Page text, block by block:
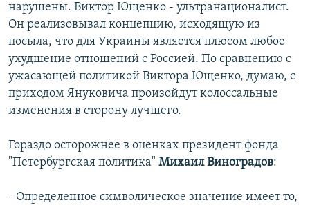
нарушены. Виктор Ющенко - ультранационалист.
Он реализовывал концепцию, исходящую из
посыла, что для Украины является плюсом любое
ухудшение отношений с Россией. По сравнению с
ужасающей политикой Виктора Ющенко, думаю, с
приходом Януковича произойдут колоссальные
изменения в сторону лучшего.
Гораздо осторожнее в оценках президент фонда
"Петербургская политика" Михаил Виноградов:
- Определенное символическое значение имеет то,